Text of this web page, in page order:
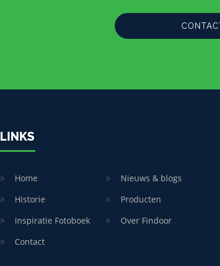
LINKS
Home
Nieuws & blogs
Historie
Producten
Inspiratie Fotoboek
Over Findoor
Contact